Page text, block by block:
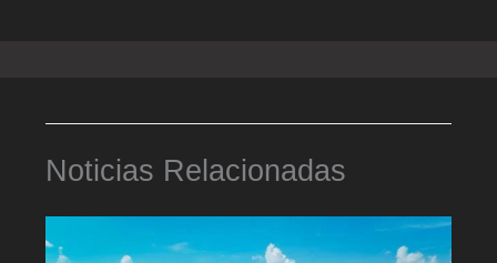
Noticias Relacionadas